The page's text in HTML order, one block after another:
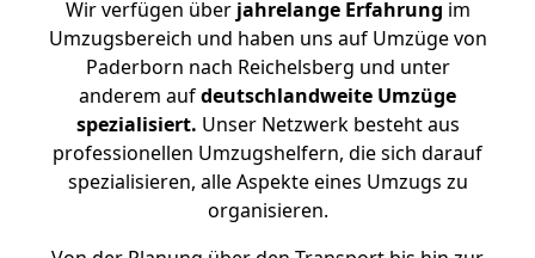
Wir verfügen überjahrelange Erfahrung im
Umzugsbereich und haben uns auf Umzüge von
Paderborn nach Reichelsberg und unter
anderem aufdeutschlandweite Umzüge
spezialisiert. Unser Netzwerk besteht aus
professionellen Umzugshelfern, die sich darauf
spezialisieren, alle Aspekte eines Umzugs zu
organisieren.